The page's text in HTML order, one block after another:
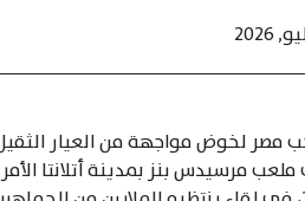
مصر لخوض مواجهة من العيار